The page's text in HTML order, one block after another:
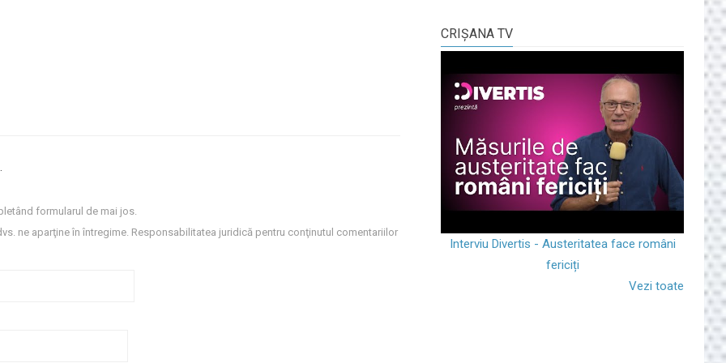
formularul de mai jos.
ne aparţine în întregime. Responsabilitatea juridică pentru conţinutul comentariilor
CRIŞANA TV
Interviu Divertis - Austeritatea face români
fericiți
Vezi toate